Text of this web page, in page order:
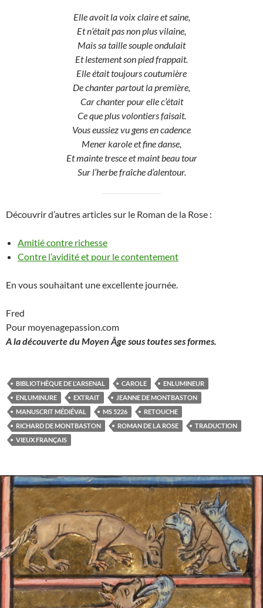
Elle avoit la voix claire et saine,
Et n’était pas non plus vilaine,
Mais sa taille souple ondulait
Et lestement son pied frappait.
Elle était toujours coutumière
De chanter partout la première,
Car chanter pour elle c’était
Ce que plus volontiers faisait.
Vous eussiez vu gens en cadence
Mener karole et fine danse,
Et mainte tresce et maint beau tour
Sur l’herbe fraîche d’alentour.
Découvrir d’autres articles sur le Roman de la Rose :
Amitié contre richesse
Contre l’avidité et pour le contentement
En vous souhaitant une excellente journée.
Fred
Pour moyenagepassion.com
A la découverte du Moyen Âge sous toutes ses formes.
BIBLIOTHÈQUE DE L'ARSENAL CAROLE
ENLUMINEUR
ENLUMINURE
EXTRAIT
JEANNE DE MONTBASTON
MANUSCRIT MÉDIÉVAL
MS 5226
RETOUCHE
RICHARD DE MONTBASTON
ROMAN DE LA ROSE
TRADUCTION
VIEUX FRANÇAIS